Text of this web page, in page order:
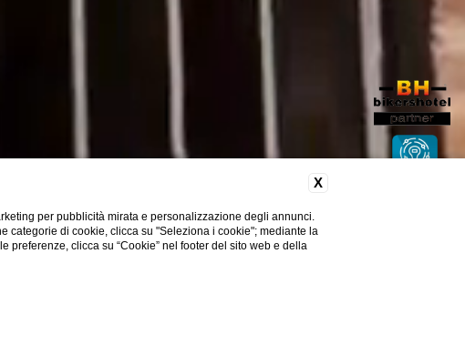
X
per pubblicità mirata e personalizzazione degli annunci.
categorie di cookie, clicca su "Seleziona i cookie"; mediante la
preferenze, clicca su “Cookie” nel footer del sito web e della